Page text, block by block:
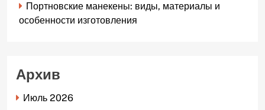
Портновские манекены: виды, материалы и
особенности изготовления
Архив
Июль 2026